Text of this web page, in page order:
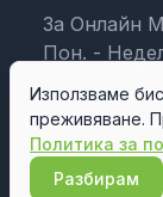
За Онлайн
Пон. -
Използваме
преживяване.
Политика за
Разбирам